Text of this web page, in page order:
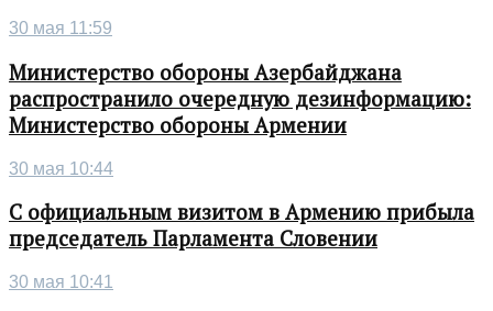
30 мая 11:59
Министерство обороны Азербайджана
распространило очередную дезинформацию:
Министерство обороны Армении
30 мая 10:44
С официальным визитом в Армению прибыла
председатель Парламента Словении
30 мая 10:41